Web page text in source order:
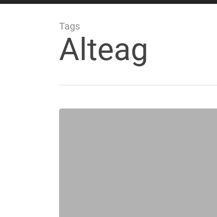
Tags
Alteag